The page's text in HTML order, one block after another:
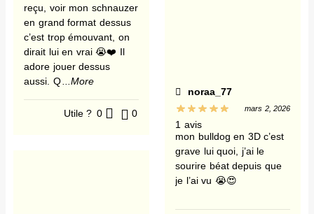
reçu, voir mon schnauzer
en grand format dessus
c’est trop émouvant, on
dirait lui en vrai 😭❤️ Il
adore jouer dessus
aussi. Q
...More
Utile ? 0 0
noraa_77
1 avis
mars 2, 2026
mon bulldog en 3D c’est
grave lui quoi, j’ai le
sourire béat depuis que
je l’ai vu 😭😍